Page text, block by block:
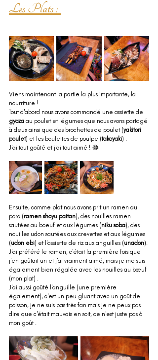
Les Plats :
Viens maintenant la partie la plus importante, la
nourriture !
Tout d'abord nous avons commandé une assiette de
gyoza au poulet et légumes que nous avons partagé
à deux ainsi que des brochettes de poulet (yakitori
poulet) et les boulettes de poulpe (takoyaki) .
J'ai tout goûté et j'ai tout aimé ! 😂
Ensuite, comme plat nous avons prit un ramen au
porc (ramen shoyu paitan), des nouilles ramen
sautées au boeuf et aux légumes (niku soba), des
nouilles udon sautées aux crevettes et aux légumes
(udon ebi) et l'assiette de riz aux anguilles (unadon).
J'ai préféré le ramen, c'était la première fois que
j'en goûtait un et j'ai vraiment aimé, mais je me suis
également bien régalée avec les nouilles au bœuf
(mon plat) .
J'ai aussi goûté l'anguille (une première
également), c'est un peu gluant avec un goût de
poisson, je ne suis pas très fan mais je ne peux pas
dire que c'était mauvais en soit, ce n'est juste pas à
mon goût .